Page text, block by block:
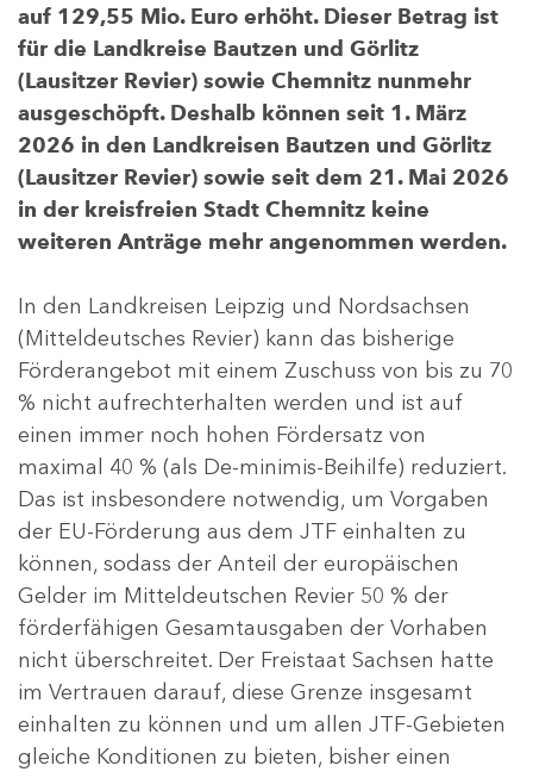
auf 129,55 Mio. Euro erhöht. Dieser Betrag ist
für die Landkreise Bautzen und Görlitz
(Lausitzer Revier) sowie Chemnitz nunmehr
ausgeschöpft. Deshalb können seit 1. März
2026 in den Landkreisen Bautzen und Görlitz
(Lausitzer Revier) sowie seit dem 21. Mai 2026
in der kreisfreien Stadt Chemnitz keine
weiteren Anträge mehr angenommen werden.
In den Landkreisen Leipzig und Nordsachsen
(Mitteldeutsches Revier) kann das bisherige
Förderangebot mit einem Zuschuss von bis zu 70
% nicht aufrechterhalten werden und ist auf
einen immer noch hohen Fördersatz von
maximal 40 % (als De-minimis-Beihilfe) reduziert.
Das ist insbesondere notwendig, um Vorgaben
der EU-Förderung aus dem JTF einhalten zu
können, sodass der Anteil der europäischen
Gelder im Mitteldeutschen Revier 50 % der
förderfähigen Gesamtausgaben der Vorhaben
nicht überschreitet. Der Freistaat Sachsen hatte
im Vertrauen darauf, diese Grenze insgesamt
einhalten zu können und um allen JTF-Gebieten
gleiche Konditionen zu bieten, bisher einen